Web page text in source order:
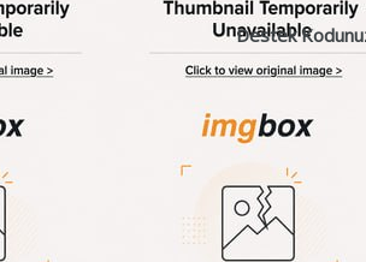
Destek